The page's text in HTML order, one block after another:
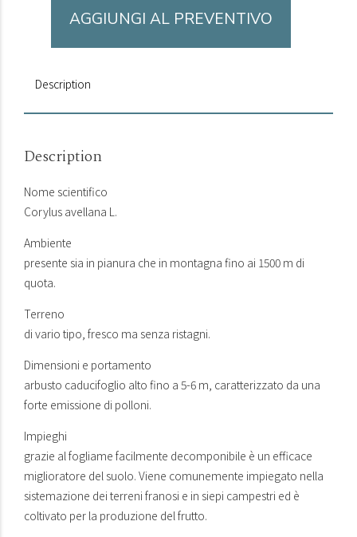
AGGIUNGI AL PREVENTIVO
Description
Description
Nome scientifico
Corylus avellana L.
Ambiente
presente sia in pianura che in montagna fino ai 1500 m di
quota.
Terreno
di vario tipo, fresco ma senza ristagni.
Dimensioni e portamento
arbusto caducifoglio alto fino a 5-6 m, caratterizzato da una
forte emissione di polloni.
Impieghi
grazie al fogliame facilmente decomponibile è un efficace
miglioratore del suolo. Viene comunemente impiegato nella
sistemazione dei terreni franosi e in siepi campestri ed è
coltivato per la produzione del frutto.